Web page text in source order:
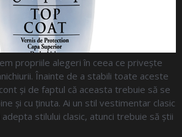
propriile alegeri în ceea ce privește
Înainte de a stabili toate aceste
și de faptul că aceasta trebuie să se
și cu ținuta. Ai un stil vestimentar clasic
stilului clasic, atunci trebuie să știi